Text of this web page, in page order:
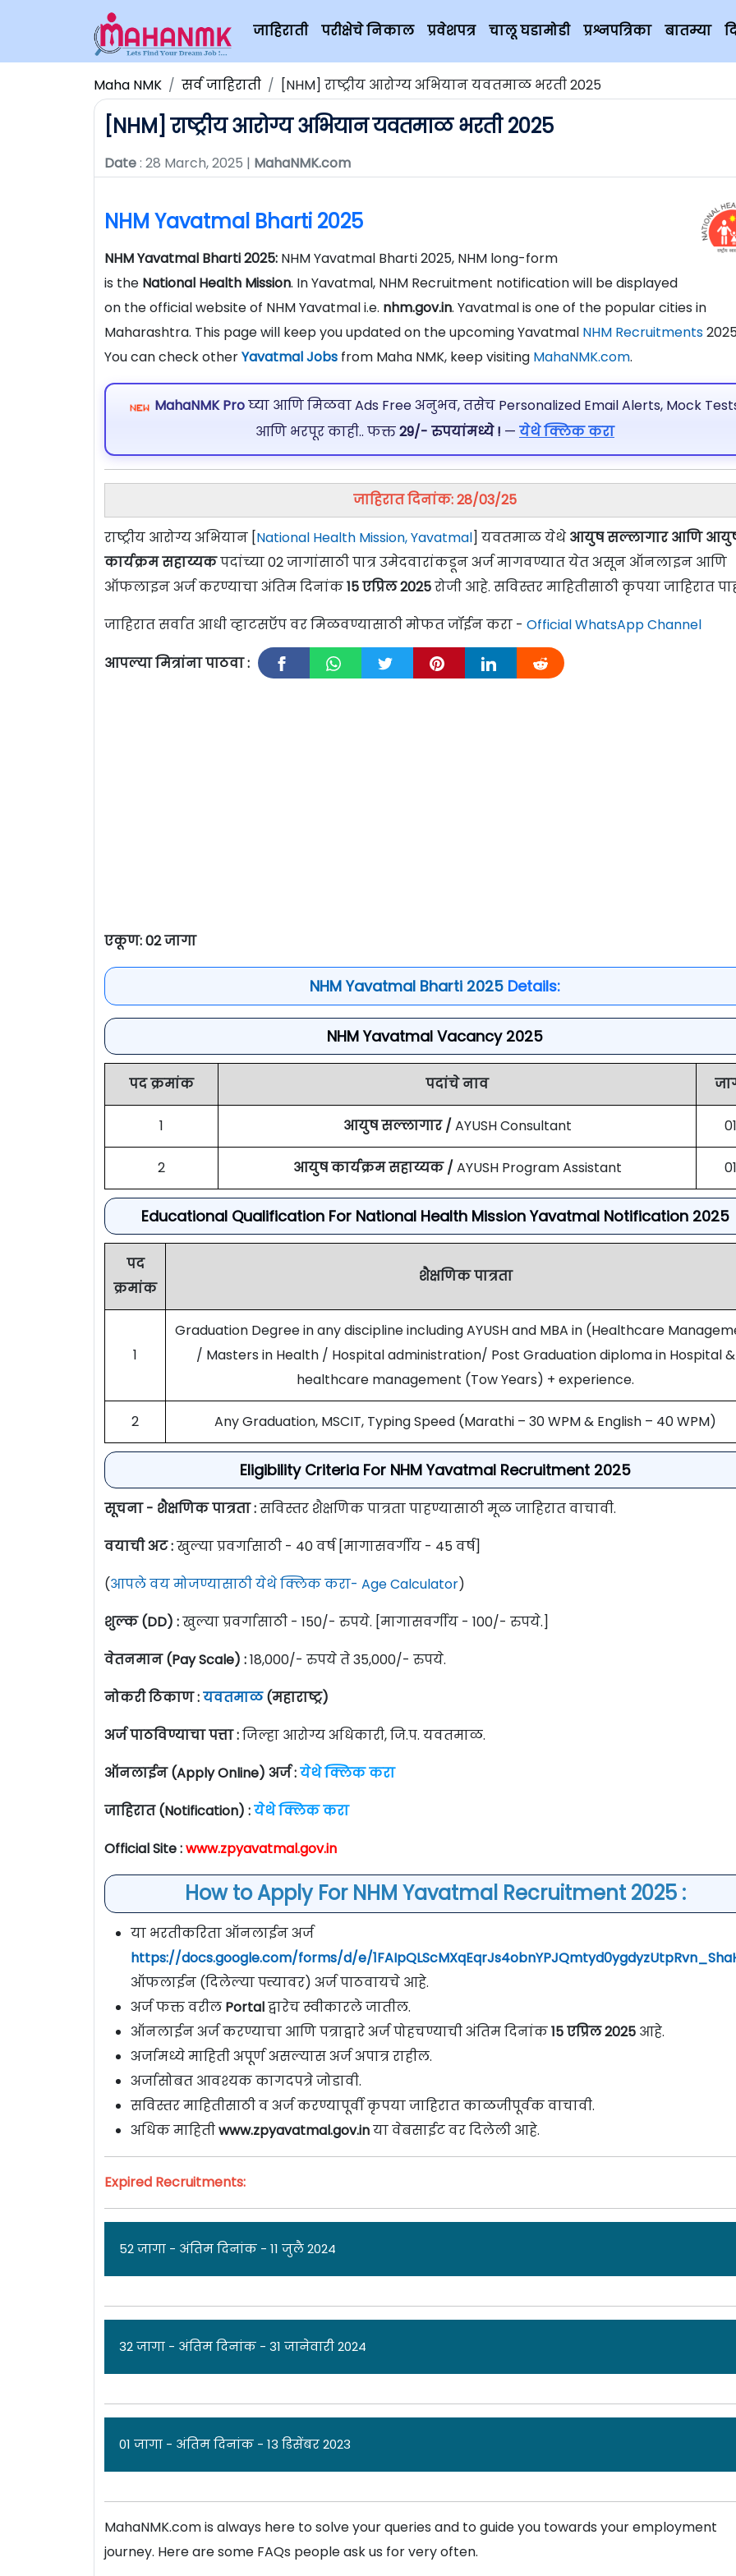
जाहिराती परीक्षेचे निकाल प्रवेशपत्र चालू घडामोडी प्रश्नपत्रिका बातम्या
Maha NMK सर्व जाहिराती [NHM] राष्ट्रीय आरोग्य अभियान यवतमाळ भरती 2025
[NHM] राष्ट्रीय आरोग्य अभियान यवतमाळ भरती 2025
Date: 28 March, 2025 | MahaNMK.com
NHM Yavatmal Bharti 2025
NHM Yavatmal Bharti 2025: NHM Yavatmal Bharti 2025, NHM long-form
is the National Health Mission. In Yavatmal, NHM Recruitment notification will be displayed
on the official website of NHM Yavatmal i.e. nhm.gov.in. Yavatmal is one of the popular cities in
Maharashtra. This page will keep you updated on the upcoming Yavatmal NHM Recruitments
You can check otherYavatmal Jobs from Maha NMK, keep visiting MahaNMK.com.
MahaNMK Proघ्या आणि मिळवा Ads Free अनुभव, तसेच Personalized Email Alerts, Mock
आणि भरपूर काही.. फक्त29/- रुपयांमध्ये ! — येथे क्लिक करा
जाहिरात दिनांक: 28/03/25
राष्ट्रीय आरोग्य अभियान [National Health Mission, Yavatmal] यवतमाळ येथेआयुष सल्लागार आणि
कार्यक्रम सहाय्यकपदांच्या 02 जागांसाठी पात्र उमेदवारांकडून अर्ज मागवण्यात येत असून ऑनलाइन आणि
ऑफलाइन अर्ज करण्याचा अंतिम दिनांक15 एप्रिल 2025रोजी आहे. सविस्तर माहितीसाठी कृपया जाहिरात
जाहिरात सर्वात आधी व्हाटसऍप वर मिळवण्यासाठी मोफत जॉईन करा - Official WhatsApp Channel
आपल्या मित्रांना पाठवा :
एकूण: 02 जागा
NHM Yavatmal Bharti 2025 Details:
NHM Yavatmal Vacancy 2025
पद क्रमांक पदांचे नाव
1 आयुष सल्लागार / AYUSH Consultant 01
2 आयुष कार्यक्रम सहाय्यक / AYUSH Program Assistant 01
Educational Qualification For National Health Mission Yavatmal Notification 2025
पद
क्रमांक
शैक्षणिक पात्रता
1
Graduation Degree in any discipline including AYUSH and MBA in (Healthcare
/ Masters in Health / Hospital administration/ Post Graduation diploma in Hospital &
healthcare management (Tow Years) + experience.
2 Any Graduation, MSCIT, Typing Speed (Marathi – 30 WPM & English – 40 WPM)
Eligibility Criteria For NHM Yavatmal Recruitment 2025
सूचना - शैक्षणिक पात्रता :सविस्तर शैक्षणिक पात्रता पाहण्यासाठी मूळ जाहिरात वाचावी.
वयाची अट :खुल्या प्रवर्गासाठी - 40 वर्ष [मागासवर्गीय - 45 वर्ष]
(आपले वय मोजण्यासाठी येथे क्लिक करा- Age Calculator)
शुल्क (DD) :खुल्या प्रवर्गासाठी - 150/- रुपये. [मागासवर्गीय - 100/- रुपये.]
वेतनमान (Pay Scale) :18,000/- रुपये ते 35,000/- रुपये.
नोकरी ठिकाण :यवतमाळ(महाराष्ट्र)
अर्ज पाठविण्याचा पत्ता :जिल्हा आरोग्य अधिकारी, जि.प. यवतमाळ.
ऑनलाईन (Apply Online) अर्ज :येथे क्लिक करा
जाहिरात (Notification) :येथे क्लिक करा
Official Site :www.zpyavatmal.gov.in
How to Apply For NHM Yavatmal Recruitment 2025 :
या भरतीकरिता ऑनलाईन अर्ज
https://docs.google.com/forms/d/e/
ऑफलाईन (दिलेल्या पत्त्यावर) अर्ज पाठवायचे आहे.
अर्ज फक्त वरील Portalद्वारेच स्वीकारले जातील.
ऑनलाईन अर्ज करण्याचा आणि पत्राद्वारे अर्ज पोहचण्याची अंतिम दिनांक15 एप्रिल 2025 आहे.
अर्जामध्ये माहिती अपूर्ण असल्यास अर्ज अपात्र राहील.
अर्जासोबत आवश्यक कागदपत्रे जोडावी.
सविस्तर माहितीसाठी व अर्ज करण्यापूर्वी कृपया जाहिरात काळजीपूर्वक वाचावी.
अधिक माहितीwww.zpyavatmal.gov.inया वेबसाईट वर दिलेली आहे.
Expired Recruitments:
52 जागा - अंतिम दिनांक - 11 जुलै 2024
जाहिरात दिनांक: 08/07/24
पात्र उमेदवारांकडून अर्ज मागवण्यात येत असून मुलाखत दिनांक11 जुलै 2024रोजी आहे. सविस्तर
कृपया जाहिरात पाहा.
एकूण: 52 जागा
NHM Yavatmal Vacancy 2024
32 जागा - अंतिम दिनांक - 31 जानेवारी 2024
पात्र उमेदवारांकडून अर्ज मागवण्यात येत असून मुलाखत दिनांक 31 जानेवारी 2024 आहे. सविस्तर
कृपया जाहिरात पाहा.
01 जागा - अंतिम दिनांक - 13 डिसेंबर 2023
जाहिरात दिनांक: 11/12/23
MahaNMK.com is always here to solve your queries and to guide you towards your employment
journey. Here are some FAQs people ask us for very often.